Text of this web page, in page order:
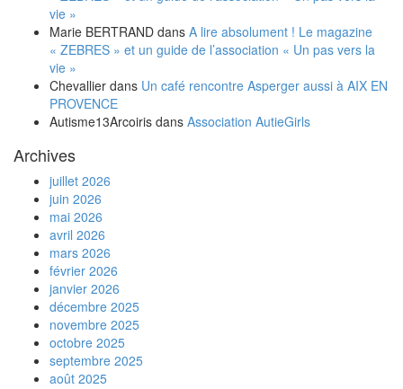
vie »
Marie BERTRAND dans A lire absolument ! Le magazine
« ZEBRES » et un guide de l’association « Un pas vers la
vie »
Chevallier dans Un café rencontre Asperger aussi à AIX EN
PROVENCE
Autisme13Arcoiris dans Association AutieGirls
Archives
juillet 2026
juin 2026
mai 2026
avril 2026
mars 2026
février 2026
janvier 2026
décembre 2025
novembre 2025
octobre 2025
septembre 2025
août 2025